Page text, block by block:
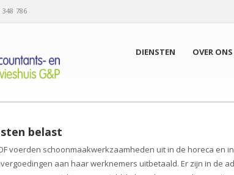
348 786
DIENSTEN OVER ONS
belast
voerden schoonmaakwerkzaamheden uit in de horeca en
aan haar werknemers uitbetaald. Er zijn in de